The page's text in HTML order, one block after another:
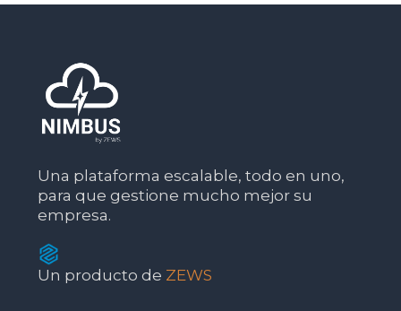
Una plataforma escalable, todo en uno,
para que gestione mucho mejor su
empresa.
Un producto de ZEWS